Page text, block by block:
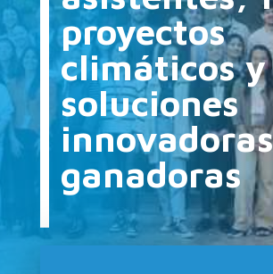
proyectos
climáticos y
soluciones
ganadoras